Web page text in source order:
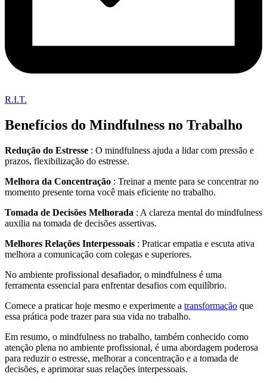
R.I.T.
Benefícios do Mindfulness no Trabalho
Redução do Estresse : O mindfulness ajuda a lidar com pressão e
prazos, flexibilização do estresse.
Melhora da Concentração : Treinar a mente para se concentrar no
momento presente torna você mais eficiente no trabalho.
Tomada de Decisões Melhorada : A clareza mental do mindfulness
auxilia na tomada de decisões assertivas.
Melhores Relações Interpessoais : Praticar empatia e escuta ativa
melhora a comunicação com colegas e superiores.
No ambiente profissional desafiador, o mindfulness é uma
ferramenta essencial para enfrentar desafios com equilíbrio.
Comece a praticar hoje mesmo e experimente a transformação que
essa prática pode trazer para sua vida no trabalho.
Em resumo, o mindfulness no trabalho, também conhecido como
atenção plena no ambiente profissional, é uma abordagem poderosa
para reduzir o estresse, melhorar a concentração e a tomada de
decisões, e aprimorar suas relações interpessoais.